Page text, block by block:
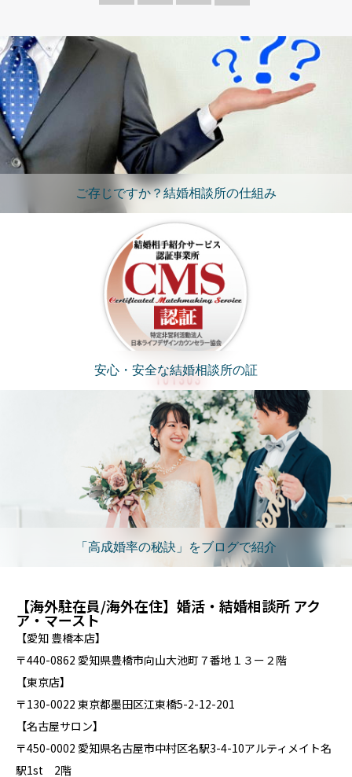
ご存じですか？結婚相談所の仕組み
安心・安全な結婚相談所の証
「高成婚率の秘訣」をブログで紹介
【海外駐在員/海外在住】婚活・結婚相談所 アク
ア・マースト
【愛知 豊橋本店】
〒440-0862 愛知県豊橋市向山大池町７番地１３ー２階
【東京店】
〒130-0022 東京都墨田区江東橋5-2-12-201
【名古屋サロン】
〒450-0002 愛知県名古屋市中村区名駅3-4-10アルティメイト名
駅1st 2階